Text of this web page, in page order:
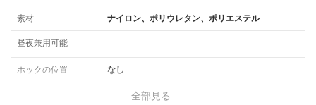
素材 ナイロン、ポリウレタン、ポリエステル
昼夜兼用可能
ホックの位置 なし
全部見る